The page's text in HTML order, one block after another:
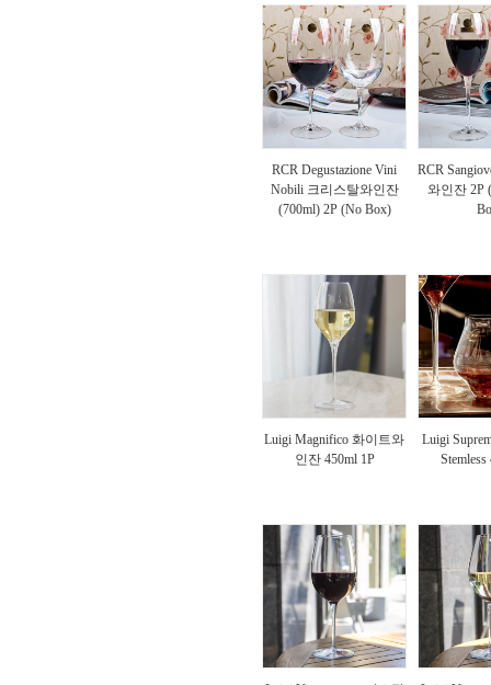
RCR Degustazione Vini
Nobili 크리스탈와인잔
(700ml) 2P (No Box)
RCR
와인잔 2P
Luigi Magnifico 화이트와
인잔 450ml 1P
Luigi